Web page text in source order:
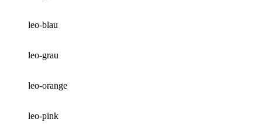
leo-blau
leo-grau
leo-orange
leo-pink